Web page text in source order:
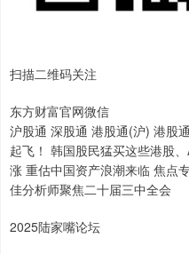
扫描二维码关注
东方财富官网微信
沪股通 深股通 港股通(沪) 港股
起飞！ 韩国股民猛买这些港股
涨 重估中国资产浪潮来临 焦点
佳分析师聚焦二十届三中全会
2025陆家嘴论坛